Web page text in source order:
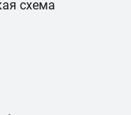
схема